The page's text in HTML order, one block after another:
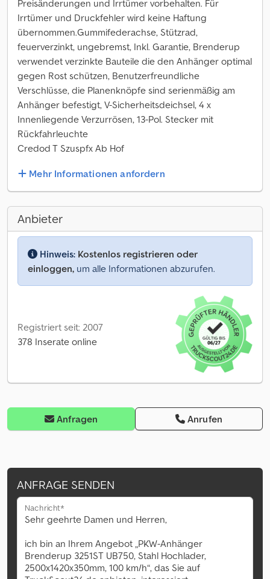
Preisänderungen und Irrtümer vorbehalten. Für
Irrtümer und Druckfehler wird keine Haftung
übernommen.Gummifederachse, Stützrad,
feuerverzinkt, ungebremst, Inkl. Garantie, Brenderup
verwendet verzinkte Bauteile die den Anhänger optimal
gegen Rost schützen, Benutzerfreundliche
Verschlüsse, die Planenknöpfe sind serienmäßig am
Anhänger befestigt, V-Sicherheitsdeichsel, 4 x
Innenliegende Verzurrösen, 13-Pol. Stecker mit
Rückfahrleuchte
Credod T Szuspfx Ab Hof
Mehr Informationen anfordern
Anbieter
Hinweis: Kostenlos registrieren oder
einloggen, um alle Informationen abzurufen.
Registriert seit: 2007
378 Inserate online
Anfragen Anrufen
ANFRAGE SENDEN
Nachricht*